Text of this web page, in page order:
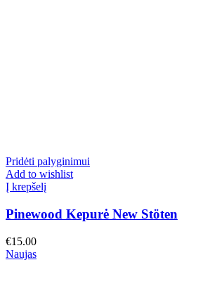
Pridėti palyginimui
Add to wishlist
Į krepšelį
Pinewood Kepurė New Stöten
€15.00
Naujas